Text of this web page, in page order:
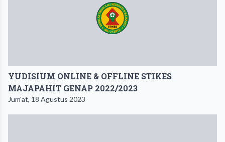
YUDISIUM ONLINE & OFFLINE STIKES
MAJAPAHIT GENAP 2022/2023
Jum'at, 18 Agustus 2023